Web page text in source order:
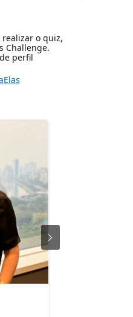
realizar o quiz,
Challenge.
perfil